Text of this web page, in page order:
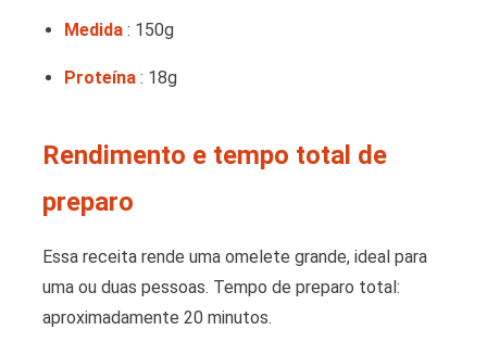
Medida : 150g
Proteína : 18g
Rendimento e tempo total de
preparo
Essa receita rende uma omelete grande, ideal para
uma ou duas pessoas. Tempo de preparo total:
aproximadamente 20 minutos.